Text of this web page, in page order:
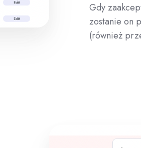
Gdy
zostanie on
(również